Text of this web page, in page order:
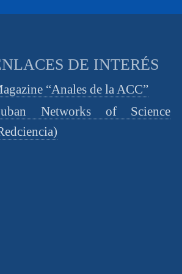
DE INTERÉS
“Anales de la ACC”
Networks of Science